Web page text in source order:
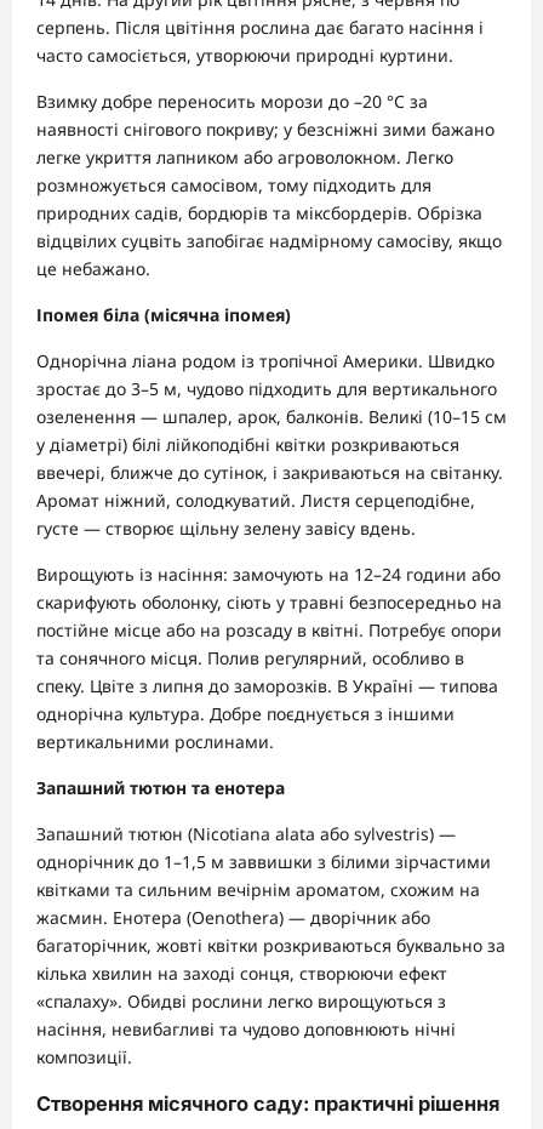
серпень. Після цвітіння рослина дає багато насіння і
часто самосіється, утворюючи природні куртини.
Взимку добре переносить морози до –20 °C за
наявності снігового покриву; у безсніжні зими бажано
легке укриття лапником або агроволокном. Легко
розмножується самосівом, тому підходить для
природних садів, бордюрів та міксбордерів. Обрізка
відцвілих суцвіть запобігає надмірному самосіву, якщо
це небажано.
Іпомея біла (місячна іпомея)
Однорічна ліана родом із тропічної Америки. Швидко
зростає до 3–5 м, чудово підходить для вертикального
озеленення — шпалер, арок, балконів. Великі (10–15 см
у діаметрі) білі лійкоподібні квітки розкриваються
ввечері, ближче до сутінок, і закриваються на світанку.
Аромат ніжний, солодкуватий. Листя серцеподібне,
густе — створює щільну зелену завісу вдень.
Вирощують із насіння: замочують на 12–24 години або
скарифують оболонку, сіють у травні безпосередньо на
постійне місце або на розсаду в квітні. Потребує опори
та сонячного місця. Полив регулярний, особливо в
спеку. Цвіте з липня до заморозків. В Україні — типова
однорічна культура. Добре поєднується з іншими
вертикальними рослинами.
Запашний тютюн та енотера
Запашний тютюн (Nicotiana alata або sylvestris) —
однорічник до 1–1,5 м заввишки з білими зірчастими
квітками та сильним вечірнім ароматом, схожим на
жасмин. Енотера (Oenothera) — дворічник або
багаторічник, жовті квітки розкриваються буквально за
кілька хвилин на заході сонця, створюючи ефект
«спалаху». Обидві рослини легко вирощуються з
насіння, невибагливі та чудово доповнюють нічні
композиції.
Створення місячного саду: практичні рішення